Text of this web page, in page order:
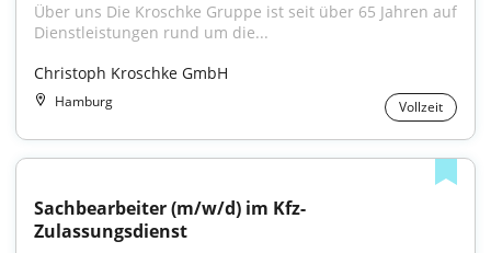
Über uns Die Kroschke Gruppe ist seit über 65 Jahren auf
Dienstleistungen rund um die...
Christoph Kroschke GmbH
Hamburg Vollzeit
Sachbearbeiter (m/w/d) im Kfz-
Zulassungsdienst